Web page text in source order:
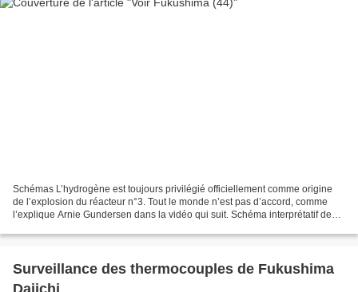
Schémas L’hydrogène est toujours privilégié officiellement comme origine
de l’explosion du réacteur n°3. Tout le monde n’est pas d’accord, comme
l’explique Arnie Gundersen dans la vidéo qui suit. Schéma interprétatif de
Surveillance des thermocouples de Fukushima